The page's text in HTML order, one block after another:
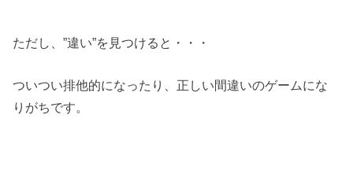
ただし、”違い”を見つけると・・・
ついつい排他的になったり、正しい間違いのゲームにな
りがちです。